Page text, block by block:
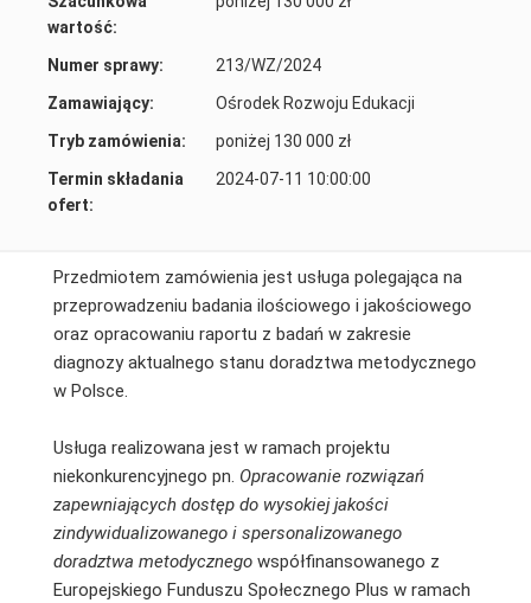
wartość:
Numer sprawy:
213/WZ/2024
Zamawiający:
Ośrodek Rozwoju Edukacji
Tryb zamówienia:
poniżej 130 000 zł
Termin składania
ofert:
2024-07-11 10:00:00
Przedmiotem zamówienia jest usługa polegająca na
przeprowadzeniu badania ilościowego i jakościowego
oraz opracowaniu raportu z badań w zakresie
diagnozy aktualnego stanu doradztwa metodycznego
w Polsce.
Usługa realizowana jest w ramach projektu
niekonkurencyjnego pn. Opracowanie rozwiązań
zapewniających dostęp do wysokiej jakości
zindywidualizowanego i spersonalizowanego
doradztwa metodycznego współfinansowanego z
Europejskiego Funduszu Społecznego Plus w ramach